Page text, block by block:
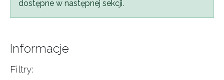
dostępne w następnej sekcji.
Informacje
Filtry: